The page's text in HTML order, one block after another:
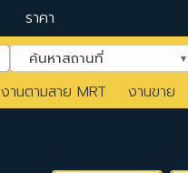
ราคา
ค้นหาสถานที่
งานตามสาย MRT งานขาย